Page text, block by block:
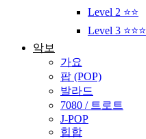
Level 2 ⭐⭐
Level 3 ⭐⭐⭐
악보
가요
팝 (POP)
발라드
7080 / 트로트
J-POP
힙합